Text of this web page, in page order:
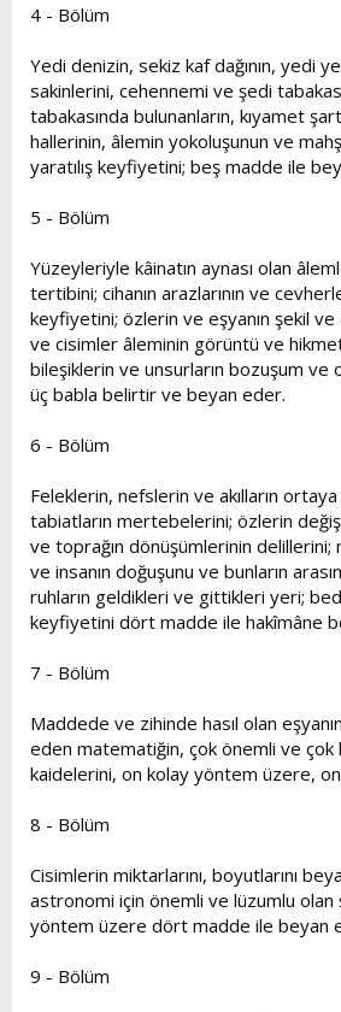
4 - Bölüm
Yedi denizin, sekiz kaf dağının, yedi
sakinlerini, cehennemi ve şedi
tabakasında bulunanların, kıyamet
hallerinin, âlemin yokoluşunun ve
yaratılış keyfiyetini; beş madde ile
5 - Bölüm
Yüzeyleriyle kâinatın aynası olan
tertibini; cihanın arazlarının ve
keyfiyetini; özlerin ve eşyanın şekil ve
ve cisimler âleminin görüntü ve
bileşiklerin ve unsurların bozuşum ve
üç babla belirtir ve beyan eder.
6 - Bölüm
Feleklerin, nefslerin ve akılların
tabiatların mertebelerini; özlerin
ve toprağın dönüşümlerinin delillerini;
ve insanın doğuşunu ve bunların
ruhların geldikleri ve gittikleri yeri;
keyfiyetini dört madde ile hakîmâne
7 - Bölüm
Maddede ve zihinde hasıl olan eşyanın
eden matematiğin, çok önemli ve çok
kaidelerini, on kolay yöntem üzere, on
8 - Bölüm
Cisimlerin miktarlarını, boyutlarını
astronomi için önemli ve lüzumlu olan
yöntem üzere dört madde ile beyan
9 - Bölüm